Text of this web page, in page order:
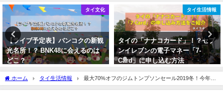
タイ文化
【ライブ予定表】バンコクの新観
光名所！？ BNK48に会えるのは
どこ？
タイ生活情報
タイの「ナナコカード」！？セブ
ンイレブンの電子マネー「7-
Card」に申し込む方法
ホーム タイ生活情報
最大70%オフのジムトンプソンセール2019冬！今年は
いつ？どこで開催される？